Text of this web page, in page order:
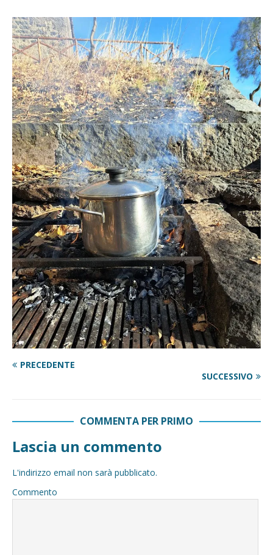
PRECEDENTE
SUCCESSIVO
COMMENTA PER PRIMO
Lascia un commento
L'indirizzo email non sarà pubblicato.
Commento